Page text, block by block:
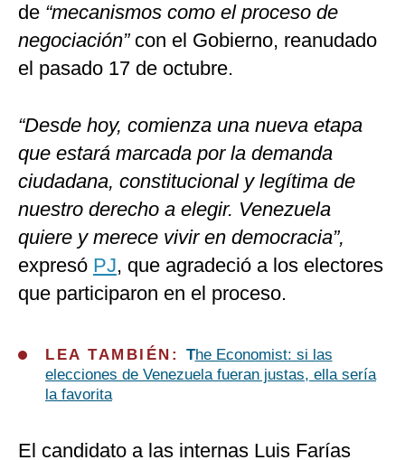
de “mecanismos como el proceso de
negociación” con el Gobierno, reanudado
el pasado 17 de octubre.
“Desde hoy, comienza una nueva etapa
que estará marcada por la demanda
ciudadana, constitucional y legítima de
nuestro derecho a elegir. Venezuela
quiere y merece vivir en democracia”,
expresó PJ, que agradeció a los electores
que participaron en el proceso.
LEA TAMBIÉN: The Economist: si las
elecciones de Venezuela fueran justas, ella sería
la favorita
El candidato a las internas Luis Farías